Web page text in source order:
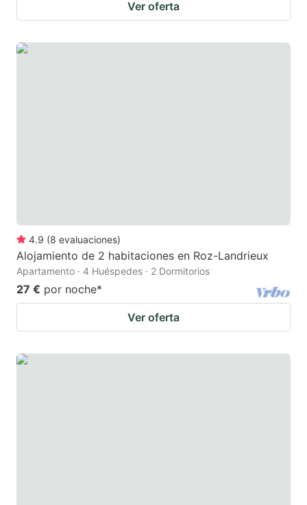
Ver oferta
4.9 (8 evaluaciones)
Alojamiento de 2 habitaciones en Roz-Landrieux
Apartamento · 4 Huéspedes · 2 Dormitorios
27 € por noche*
Ver oferta